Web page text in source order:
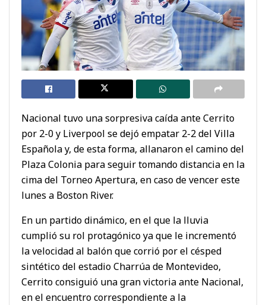
Nacional tuvo una sorpresiva caída ante Cerrito
por 2-0 y Liverpool se dejó empatar 2-2 del Villa
Española y, de esta forma, allanaron el camino del
Plaza Colonia para seguir tomando distancia en la
cima del Torneo Apertura, en caso de vencer este
lunes a Boston River.
En un partido dinámico, en el que la lluvia
cumplió su rol protagónico ya que le incrementó
la velocidad al balón que corrió por el césped
sintético del estadio Charrúa de Montevideo,
Cerrito consiguió una gran victoria ante Nacional,
en el encuentro correspondiente a la